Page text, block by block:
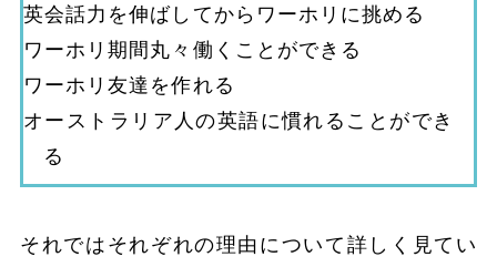
英会話力を伸ばしてからワーホリに挑める
ワーホリ期間丸々働くことができる
ワーホリ友達を作れる
オーストラリア人の英語に慣れることができ
る
それではそれぞれの理由について詳しく見てい